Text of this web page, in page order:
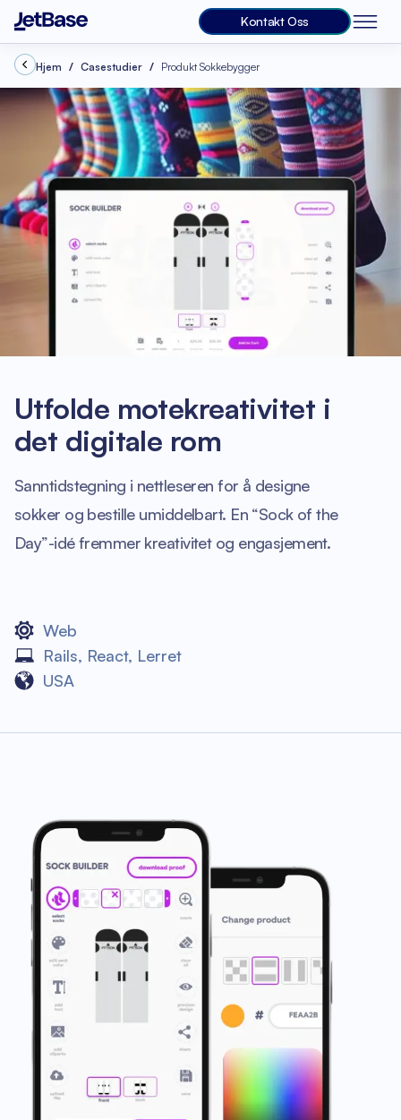
Kontakt Oss
Utfolde motekreativitet i
det digitale rom
Sanntidstegning i nettleseren for å designe
sokker og bestille umiddelbart. En “Sock of the
Day”-idé fremmer kreativitet og engasjement.
Web
Rails, React, Lerret
USA
Hjem Casestudier Produkt Sokkebygger